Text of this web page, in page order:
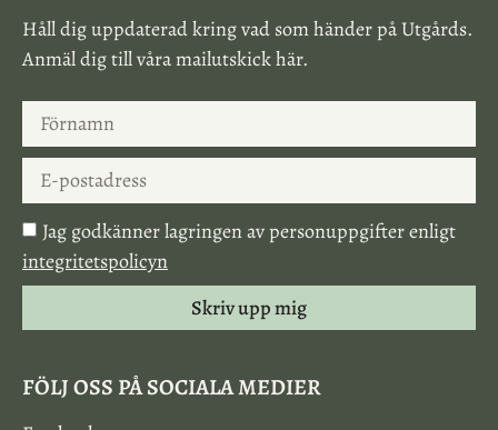
Håll dig uppdaterad kring vad som händer på Utgårds.
Anmäl dig till våra mailutskick här.
Jag godkänner lagringen av personuppgifter enligt
integritetspolicyn
Skriv upp mig
FÖLJ OSS PÅ SOCIALA MEDIER